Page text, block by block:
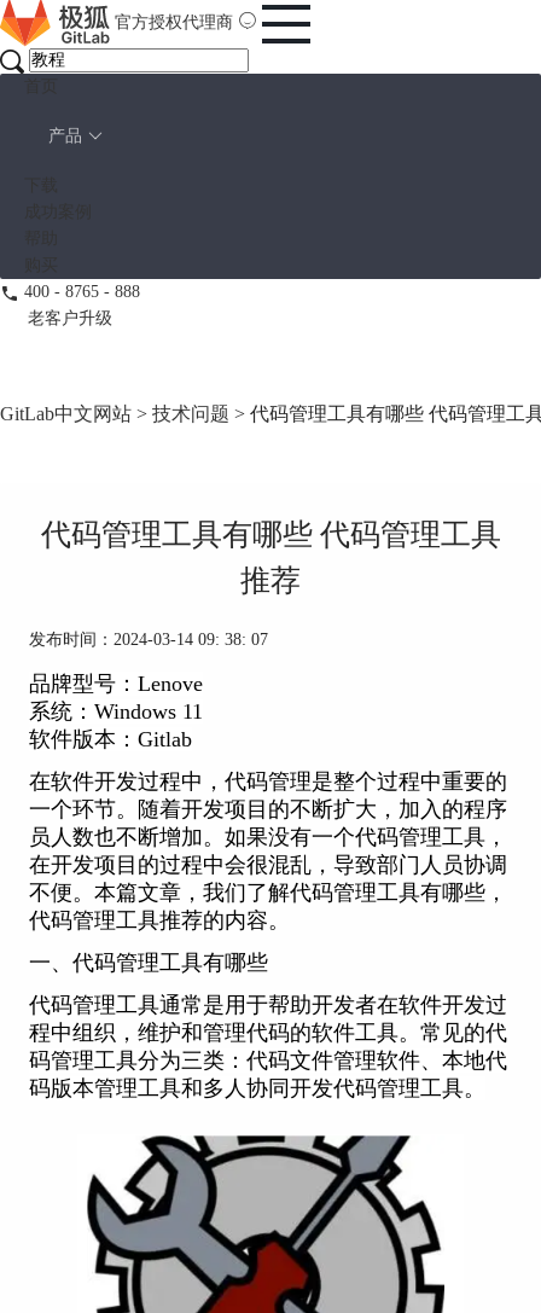
官方授权代理商
产品
400 - 8765 - 888
老客户升级
GitLab中文网站 > 技术问题 > 代码管理工具有哪些 代码管理工
代码管理工具有哪些 代码管理工具
推荐
发布时间：2024-03-14 09: 38: 07
品牌型号：Lenove
系统：Windows 11
软件版本：Gitlab
在软件开发过程中，代码管理是整个过程中重要的
一个环节。随着开发项目的不断扩大，加入的程序
员人数也不断增加。如果没有一个代码管理工具，
在开发项目的过程中会很混乱，导致部门人员协调
不便。本篇文章，我们了解代码管理工具有哪些，
代码管理工具推荐的内容。
一、代码管理工具有哪些
代码管理工具通常是用于帮助开发者在软件开发过
程中组织，维护和管理代码的软件工具。 常见的代
码管理工具分为三类：代码文件管理软件、本地代
码版本管理工具和多人协同开发代码管理工具。